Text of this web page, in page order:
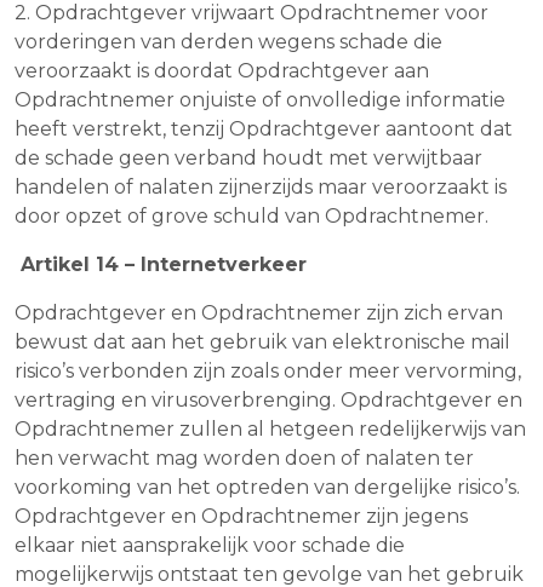
2. Opdrachtgever vrijwaart Opdrachtnemer voor
vorderingen van derden wegens schade die
veroorzaakt is doordat Opdrachtgever aan
Opdrachtnemer onjuiste of onvolledige informatie
heeft verstrekt, tenzij Opdrachtgever aantoont dat
de schade geen verband houdt met verwijtbaar
handelen of nalaten zijnerzijds maar veroorzaakt is
door opzet of grove schuld van Opdrachtnemer.
Artikel 14 – Internetverkeer
Opdrachtgever en Opdrachtnemer zijn zich ervan
bewust dat aan het gebruik van elektronische mail
risico’s verbonden zijn zoals onder meer vervorming,
vertraging en virusoverbrenging. Opdrachtgever en
Opdrachtnemer zullen al hetgeen redelijkerwijs van
hen verwacht mag worden doen of nalaten ter
voorkoming van het optreden van dergelijke risico’s.
Opdrachtgever en Opdrachtnemer zijn jegens
elkaar niet aansprakelijk voor schade die
mogelijkerwijs ontstaat ten gevolge van het gebruik